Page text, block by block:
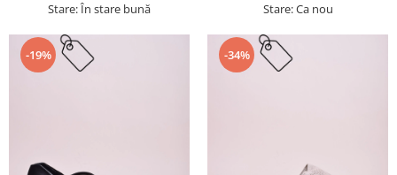
Stare: În stare bună Stare: Ca nou
-19% -34%